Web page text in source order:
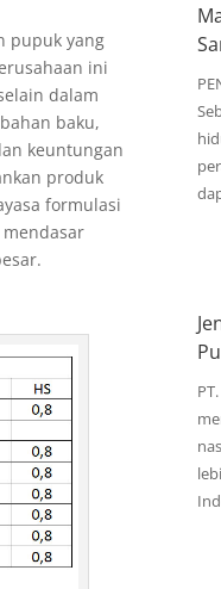
pupuk yang
ini
dalam
baku,
keuntungan
produk
formulasi